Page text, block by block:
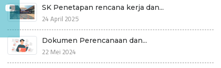
SK Penetapan rencana kerja dan...
24 April 2025
Dokumen Perencanaan dan...
22 Mei 2024